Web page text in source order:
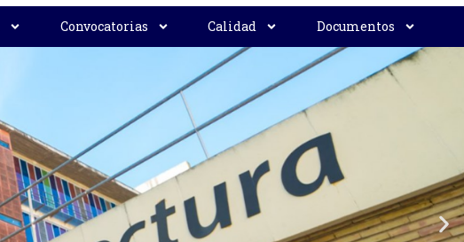
Convocatorias Calidad Documentos